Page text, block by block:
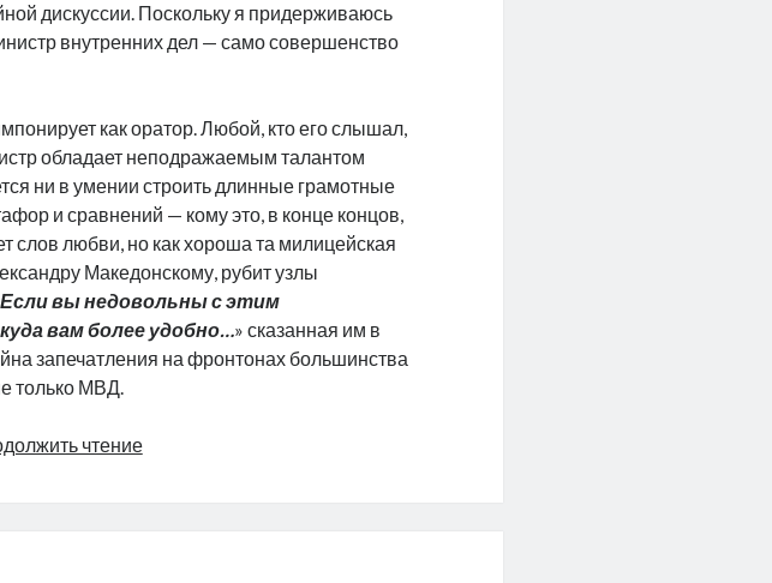
дискуссии. Поскольку я придерживаюсь
внутренних дел — само совершенство
как оратор. Любой, кто его слышал,
обладает неподражаемым талантом
ни в умении строить длинные грамотные
и сравнений — кому это, в конце концов,
слов любви, но как хороша та милицейская
Македонскому, рубит узлы
Если вы недовольны с этим
вам более удобно…» сказанная им в
запечатления на фронтонах большинства
только МВД.
чтениеНесколько